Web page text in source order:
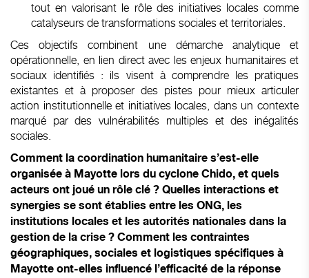
tout en valorisant le rôle des initiatives locales comme
catalyseurs de transformations sociales et territoriales.
Ces objectifs combinent une démarche analytique et
opérationnelle, en lien direct avec les enjeux humanitaires et
sociaux identifiés : ils visent à comprendre les pratiques
existantes et à proposer des pistes pour mieux articuler
action institutionnelle et initiatives locales, dans un contexte
marqué par des vulnérabilités multiples et des inégalités
sociales.
Comment la coordination humanitaire s’est-elle
organisée à Mayotte lors du cyclone Chido, et quels
acteurs ont joué un rôle clé ? Quelles interactions et
synergies se sont établies entre les ONG, les
institutions locales et les autorités nationales dans la
gestion de la crise ? Comment les contraintes
géographiques, sociales et logistiques spécifiques à
Mayotte ont-elles influencé l’efficacité de la réponse